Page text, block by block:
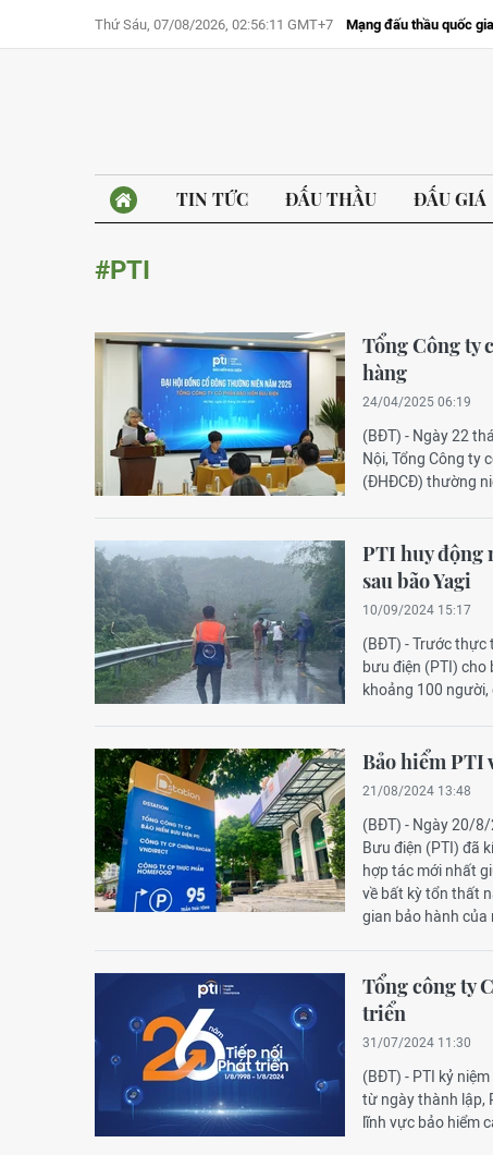
Thứ Sáu, 07/08/2026, 02:56:11 GMT+7 Mạng đấu thầu quốc gia
TIN TỨC ĐẤU THẦU ĐẤU GIÁ
#PTI
Tổng Công ty
hàng
24/04/2025 06:19
(BĐT) - Ngày 22
Nội, Tổng Công ty
(ĐHĐCĐ) thường
PTI huy động
sau bão Yagi
10/09/2024 15:17
(BĐT) - Trước thực
bưu điện (PTI) cho
khoảng 100
Bảo hiểm PTI
21/08/2024 13:48
(BĐT) - Ngày 20/8/
Bưu điện (PTI) đã
hợp tác mới nhất
về bất kỳ tổn thất
gian bảo hành của
Tổng công ty
triển
31/07/2024 11:30
(BĐT) - PTI kỷ
từ ngày thành lập,
lĩnh vực bảo hiểm